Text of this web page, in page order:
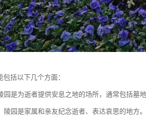
包括以下几个方面：
园是为逝者提供安息之地的场所，通常包括墓
陵园是家属和亲友纪念逝者、表达哀思的地方